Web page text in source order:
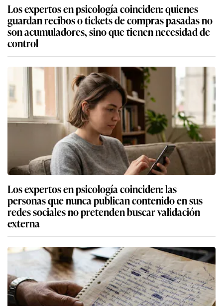
Los expertos en psicología coinciden: quienes
guardan recibos o tickets de compras pasadas no
son acumuladores, sino que tienen necesidad de
control
Los expertos en psicología coinciden: las
personas que nunca publican contenido en sus
redes sociales no pretenden buscar validación
externa